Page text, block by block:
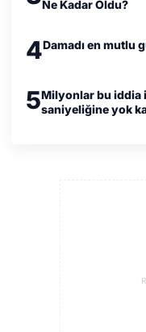
Ne Kadar Oldu?
4Damadı en mutlu
5Milyonlar bu iddia
saniyeliğine yok